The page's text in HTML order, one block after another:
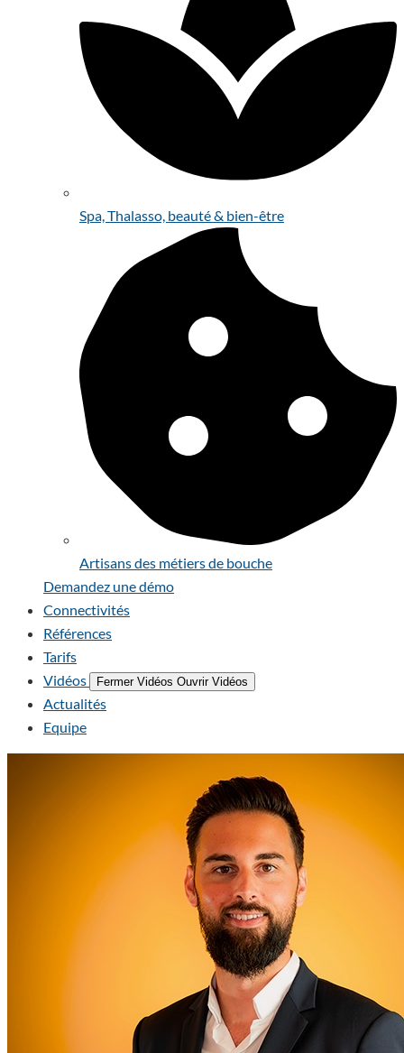
Spa, Thalasso, beauté & bien-être
Artisans des métiers de bouche
Demandez une démo
Connectivités
Références
Tarifs
Vidéos
Fermer Vidéos Ouvrir Vidéos
Actualités
Equipe